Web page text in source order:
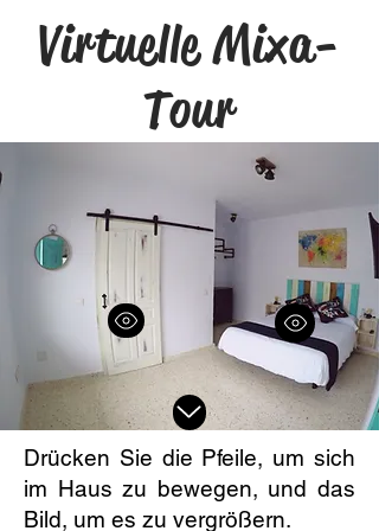
Virtuelle Mixa-
Tour
Drücken Sie die Pfeile, um sich
im Haus zu bewegen, und das
Bild, um es zu vergrößern.